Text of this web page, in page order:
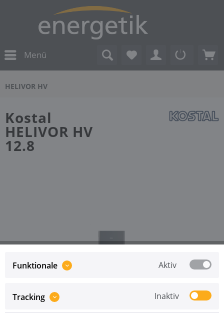
Menü
HELIVOR HV
Kostal
HELIVOR HV
12.8
Preise sind erst nach erfolgreicher Registrierung
als
Funktionale Aktiv
Tracking Inaktiv